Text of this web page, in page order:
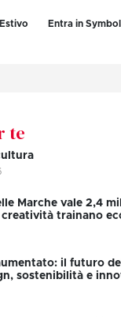
Entra in
te
Marche vale 2,4
trainano
il futuro
sostenibilità e